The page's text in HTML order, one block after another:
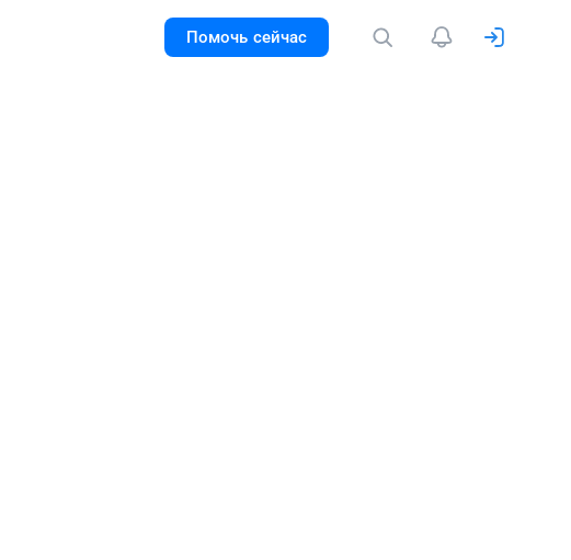
Помочь сейчас